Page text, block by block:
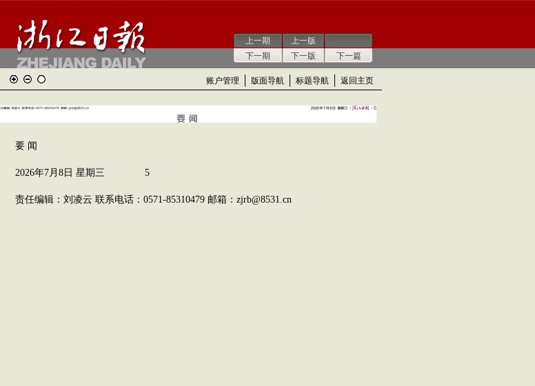
上一期
下一期
上一版
下一版
下一篇
账户管理 版面导航 标题导航 返回主页
要 闻
2026年7月8日 星期三 5
责任编辑：刘凌云 联系电话：0571-85310479 邮箱：zjrb@8531.cn